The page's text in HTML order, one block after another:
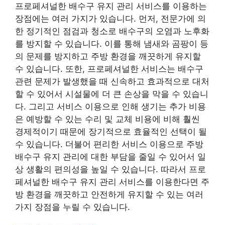
프로페셔널한 배수구 유지 관리 서비스를 이용하는
장점에는 여러 가지가 있습니다. 먼저, 전문가에 의
한 정기적인 점검과 청소로 배수구의 오염과 노후화
를 방지할 수 있습니다. 이를 통해 냄새와 곰팡이 등
의 문제를 방지하고 주방 환경을 깨끗하게 유지할
수 있습니다. 또한, 프로페셔널한 서비스는 배수구
관련 문제가 발생했을 때 신속하고 효과적으로 대처
할 수 있어서 시설물에 더 큰 손상을 막을 수 있습니
다. 그리고 서비스 이용으로 인해 생기는 추가 비용
은 예방할 수 있는 수리 및 교체 비용에 비해 훨씬
경제적이기 때문에 장기적으로 효율적인 선택이 될
수 있습니다. 더불어 편리한 서비스 이용으로 주방
배수구 유지 관리에 대한 부담을 줄일 수 있어서 일
상 생활의 편의성을 높일 수 있습니다. 따라서 프로
페셔널한 배수구 유지 관리 서비스를 이용한다면 주
방 환경을 깨끗하고 안전하게 유지할 수 있는 여러
가지 장점을 누릴 수 있습니다.